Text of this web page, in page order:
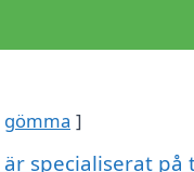
gömma
specialiserat